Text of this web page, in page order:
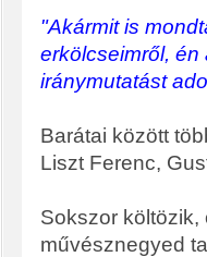
"Akármit is
erkölcseimről, én
iránymutatást
Barátai között
Liszt Ferenc,
Sokszor
művésznegyed